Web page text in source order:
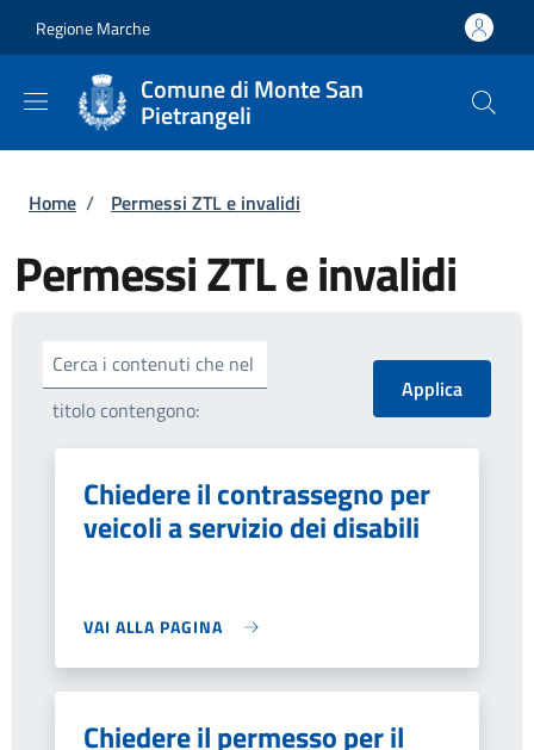
Regione Marche
Comune di Monte San
Pietrangeli
Briciole di pane
Home / Permessi ZTL e invalidi
Permessi ZTL e invalidi
Cerca i contenuti che nel
titolo contengono:
Chiedere il contrassegno per
veicoli a servizio dei disabili
VAI ALLA PAGINA
Chiedere il permesso per il